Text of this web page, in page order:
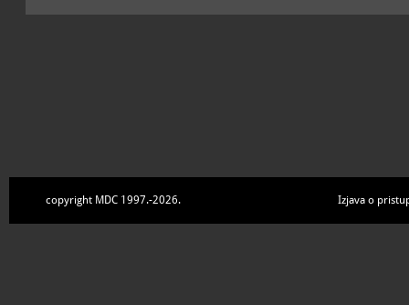
copyright MDC 1997.-2026. Izjava o